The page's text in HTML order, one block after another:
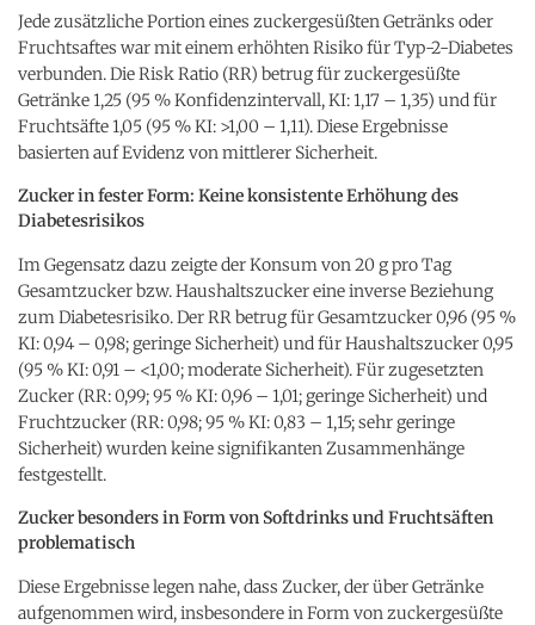
Jede zusätzliche Portion eines zuckergesüßten Getränks oder
Fruchtsaftes war mit einem erhöhten Risiko für Typ-2-Diabetes
verbunden. Die Risk Ratio (RR) betrug für zuckergesüßte
Getränke 1,25 (95 % Konfidenzintervall, KI: 1,17 – 1,35) und für
Fruchtsäfte 1,05 (95 % KI: >1,00 – 1,11). Diese Ergebnisse
basierten auf Evidenz von mittlerer Sicherheit.
Zucker in fester Form: Keine konsistente Erhöhung des
Diabetesrisikos
Im Gegensatz dazu zeigte der Konsum von 20 g pro Tag
Gesamtzucker bzw. Haushaltszucker eine inverse Beziehung
zum Diabetesrisiko. Der RR betrug für Gesamtzucker 0,96 (95 %
KI: 0,94 – 0,98; geringe Sicherheit) und für Haushaltszucker 0,95
(95 % KI: 0,91 – <1,00; moderate Sicherheit). Für zugesetzten
Zucker (RR: 0,99; 95 % KI: 0,96 – 1,01; geringe Sicherheit) und
Fruchtzucker (RR: 0,98; 95 % KI: 0,83 – 1,15; sehr geringe
Sicherheit) wurden keine signifikanten Zusammenhänge
festgestellt.
Zucker besonders in Form von Softdrinks und Fruchtsäften
problematisch
Diese Ergebnisse legen nahe, dass Zucker, der über Getränke
aufgenommen wird, insbesondere in Form von zuckergesüßte